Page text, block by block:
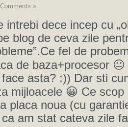
»
intrebi dece incep cu
blog de ceva zile
fel de
de baza+procesor
asta? :)) Dar sti
mijloacele 😀 Ce scop
placa noua (cu
am stat cateva zile